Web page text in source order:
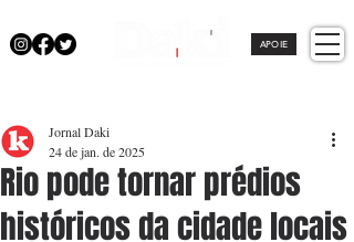
APOIE
Rio pode tornar prédios
históricos da cidade locais
Jornal Daki
24 de jan. de 2025